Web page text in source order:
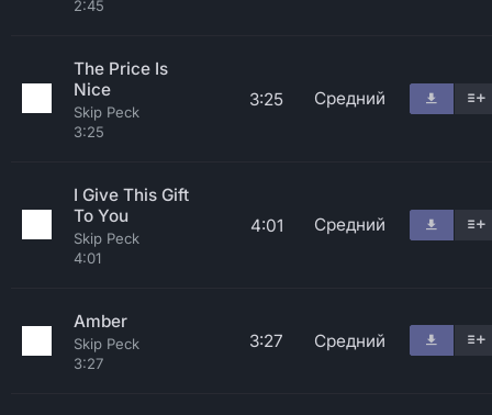
2:45
The Price Is
Nice
Skip Peck
3:25
3:25 Средний
I Give This Gift
To You
Skip Peck
4:01
4:01 Средний
Amber
Skip Peck
3:27
3:27 Средний